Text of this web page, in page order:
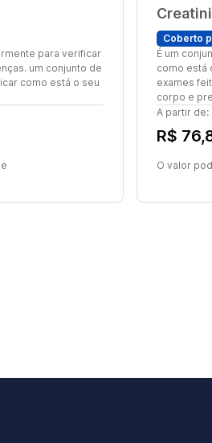
para verificar
um conjunto de
como está o seu
Coberto
É um
como está
exames
corpo e
A partir de:
R$
O valor